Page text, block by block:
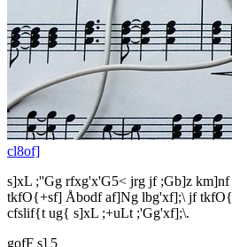
cl8of]
s]xL ;''Gg rfxg'x'G5< jrg jf ;Gb]z
tkfO{+sf] Åbodf af]Ng lbg'xf];\ jf
cfslif{t ug{ s]xL ;+uLt ;'Gg'xf];\.
gofF s] 5